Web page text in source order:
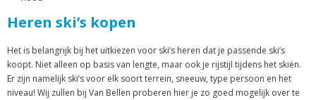
Heren ski’s kopen
Het is belangrijk bij het uitkiezen voor ski’s heren dat je passende ski’s
koopt. Niet alleen op basis van lengte, maar ook je rijstijl tijdens het skiën.
Er zijn namelijk ski’s voor elk soort terrein, sneeuw, type persoon en het
niveau! Wij zullen bij Van Bellen proberen hier je zo goed mogelijk over te